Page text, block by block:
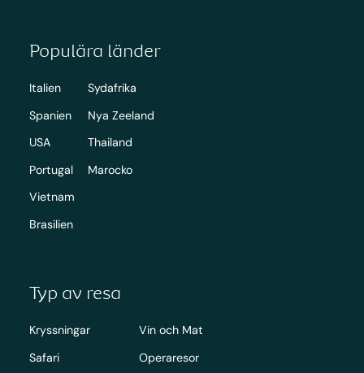
Populära länder
Italien
Spanien
USA
Portugal
Vietnam
Brasilien
Sydafrika
Nya Zeeland
Thailand
Marocko
Typ av resa
Kryssningar
Safari
Vin och Mat
Operaresor